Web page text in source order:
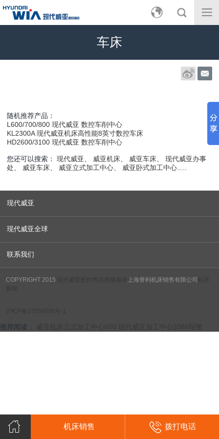
车床
随机推荐产品：
L600/700/800 现代威亚 数控车削中心
KL2300A 现代威亚机床高性能8英寸数控车床
HD2600/3100 现代威亚 数控车削中心
您还可以搜索： 现代威亚、 威亚机床、 威亚车床、 现代威亚办事
处、 威亚车床、 威亚立式加工中心、 威亚卧式加工中心.....
现代威亚
现代威亚全球
联系我们
COPYRIGHT 2015 上海誉利机床销售有限公司
推荐阅读：
 机床销售  拨打电话